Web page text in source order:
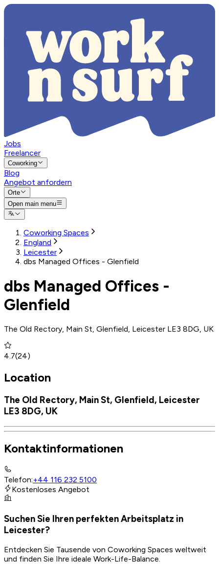
Jobs
Freelancer
Coworking
Blog
Angebot anfordern
Orte
Open main menu
Coworking Spaces
England
Leicester
dbs Managed Offices - Glenfield
dbs Managed Offices -
Glenfield
The Old Rectory, Main St, Glenfield, Leicester LE3 8DG, UK
4.7(24)
Location
The Old Rectory, Main St, Glenfield, Leicester
LE3 8DG, UK
Kontaktinformationen
Telefon:+44 116 232 5100
Kostenloses Angebot
Suchen Sie Ihren perfekten Arbeitsplatz in
Leicester?
Entdecken Sie Tausende von Coworking Spaces weltweit
und finden Sie Ihre ideale Work-Life-Balance.